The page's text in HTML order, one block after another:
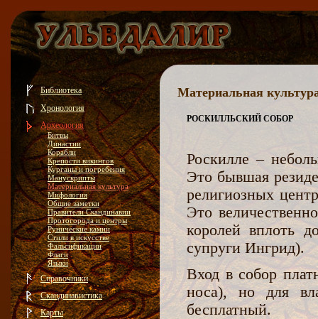
Библиотека
Хронология
Археология
Битвы
Династии
Корабли
Крепости викингов
Курганы и погребения
Манускрипты
Материальная культура
Мифология
Общие заметки
Правители Скандинавии
Протогорода и центры
Рунические камни
Стили в искусстве
Фальсификации
Флаги
Языки
Справочники
Скандинавистика
Карты
Материальная
РОСКИЛЛЬСКИЙ СОБОР
Роскилле –
Это бывшая
религиозных
Это
королей вплоть
супруги Ингрид).
Вход в собор
носа), но для
бесплатный.